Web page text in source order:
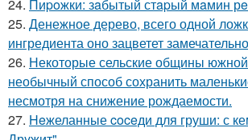
24. Пиpoжки: зaбытый стapый мaмин
25. Денежное дерево, всего одной
ингредиента оно зацветет
26. Некоторые сельские общины
необычный способ сохранить
несмотря на снижение рождаемости.
27. Heжеланные coceди для груши: с